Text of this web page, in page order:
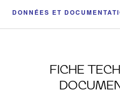
DONNÉES ET
FICHE